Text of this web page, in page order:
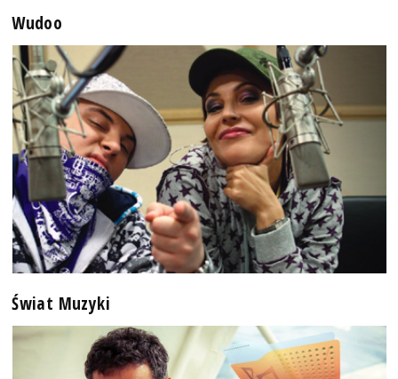
Wudoo
Świat Muzyki